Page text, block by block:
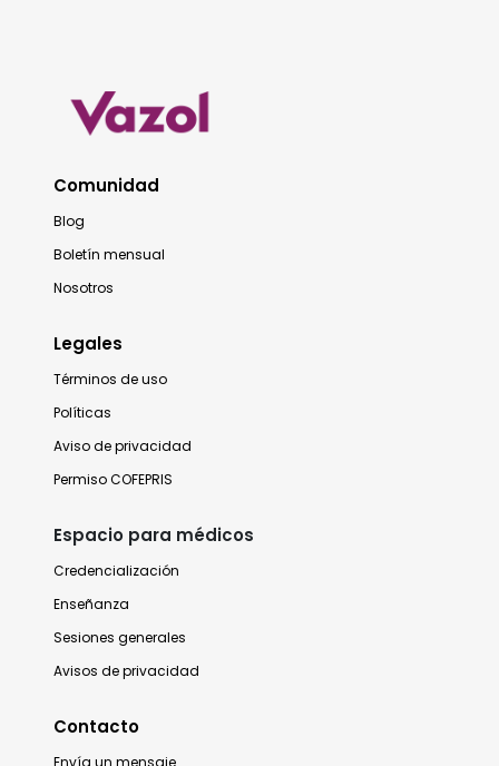
Comunidad
Blog
Boletín mensual
Nosotros
Legales
Términos de uso
Políticas
Aviso de privacidad
Permiso COFEPRIS
Espacio para médicos
Credencialización
Enseñanza
Sesiones generales
Avisos de privacidad
Contacto
Envía un mensaje